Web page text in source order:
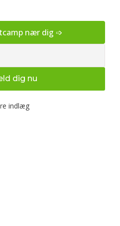
nær dig ➩
dig nu
indlæg